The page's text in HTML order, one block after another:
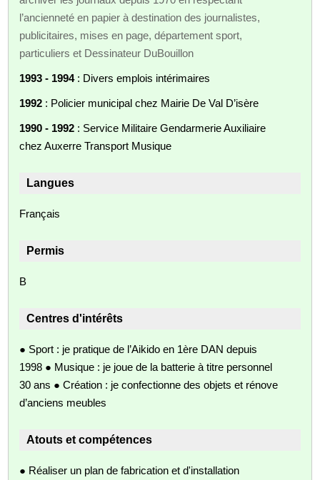
l’ancienneté en papier à destination des journalistes,
publicitaires, mises en page, département sport,
particuliers et Dessinateur DuBouillon
1993 - 1994: Divers emplois intérimaires
1992 : Policier municipal chez Mairie De Val D’isère
1990 - 1992 : Service Militaire Gendarmerie Auxiliaire
chez Auxerre Transport Musique
Langues
Français
Permis
B
Centres d'intérêts
● Sport : je pratique de l’Aikido en 1ère DAN depuis
1998 ● Musique : je joue de la batterie à titre personnel
30 ans ● Création : je confectionne des objets et rénove
d’anciens meubles
Atouts et compétences
● Réaliser un plan de fabrication et d'installation